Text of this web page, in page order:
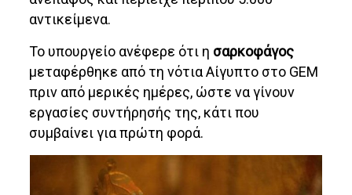
αντικείμενα.
Το υπουργείο ανέφερε ότι η σαρκοφάγος
μεταφέρθηκε από τη νότια Αίγυπτο στο GEM
πριν από μερικές ημέρες, ώστε να γίνουν
εργασίες συντήρησής της, κάτι που
συμβαίνει για πρώτη φορά.